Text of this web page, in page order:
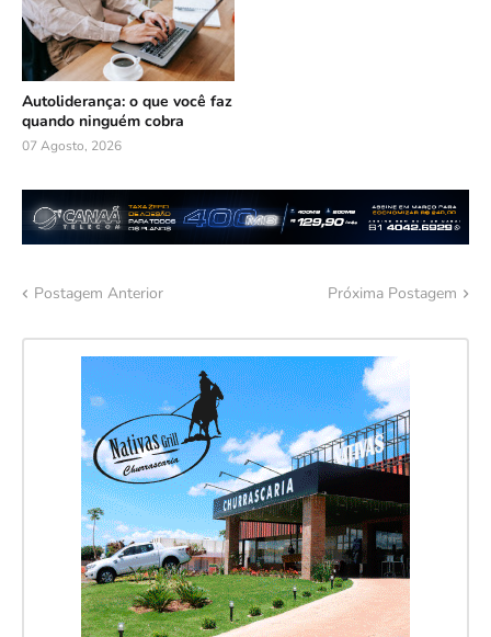
Autoliderança: o que você faz
quando ninguém cobra
07 Agosto, 2026
Postagem Anterior Próxima Postagem